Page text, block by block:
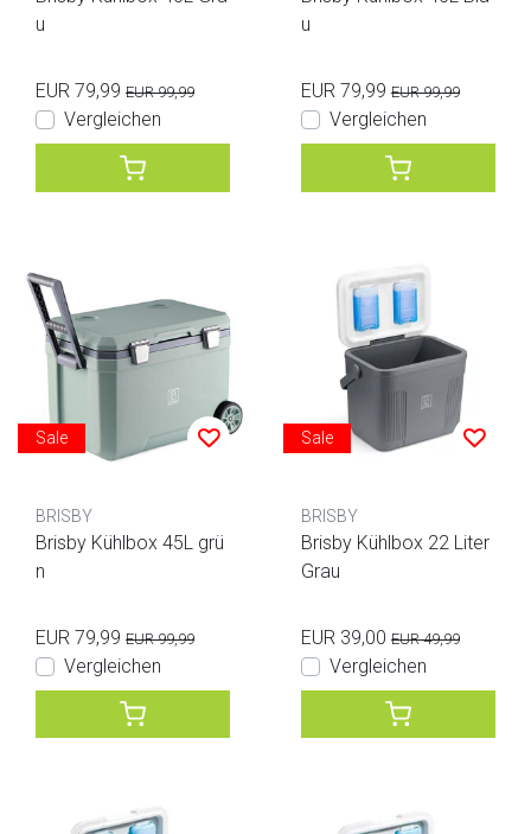
u
EUR 79,99 EUR 99,99
Vergleichen
u
EUR 79,99 EUR 99,99
Vergleichen
Sale
BRISBY
Brisby Kühlbox 45L grü
n
EUR 79,99 EUR 99,99
Vergleichen
Sale
BRISBY
Brisby Kühlbox 22 Liter
Grau
EUR 39,00 EUR 49,99
Vergleichen